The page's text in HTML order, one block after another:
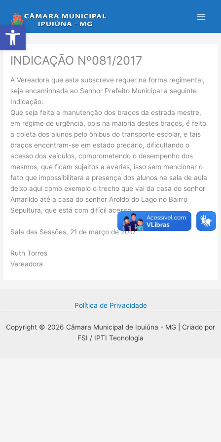
Abrir a barra de ferramentas
para
o
conteúdo
INDICAÇÃO Nº081/2017
A Vereadora que esta subscreve requer na forma regimental,
seja encaminhada ao Senhor Prefeito Municipal a seguinte
Indicação:
Que seja feita a manutenção dos braços da estrada mestre,
em regime de urgência, pois na maioria destes braços, é feito
a coleta dos alunos pelo ônibus do transporte escolar, e tais
braços encontram-se em estado precário, dificultando o
acesso dos veículos, comprometendo o desempenho dos
mesmos, que ficam sujeitos a avarias, isso sem mencionar o
fato que impossibilitará a presença dos alunos na sala de aula
deixo aqui como exemplo o trecho que vai da casa do senhor
Amarildo até a casa do senhor Aroldo do Lago no Bairro
Sepultura, que está com difícil acesso.
Sala das Sessões, 21 de março de 2017.
Ruth Torres
Vereadora
Política de Privacidade
Copyright © 2026 Câmara Municipal de Ipuiúna - MG | Criado por
FSI / IPTI Tecnologia